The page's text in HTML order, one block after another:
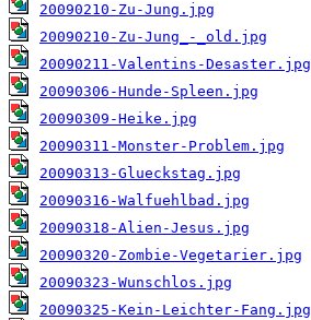
20090210-Zu-Jung.jpg
20090210-Zu-Jung_-_old.jpg
20090211-Valentins-Desaster.jpg
20090306-Hunde-Spleen.jpg
20090309-Heike.jpg
20090311-Monster-Problem.jpg
20090313-Glueckstag.jpg
20090316-Walfuehlbad.jpg
20090318-Alien-Jesus.jpg
20090320-Zombie-Vegetarier.jpg
20090323-Wunschlos.jpg
20090325-Kein-Leichter-Fang.jpg